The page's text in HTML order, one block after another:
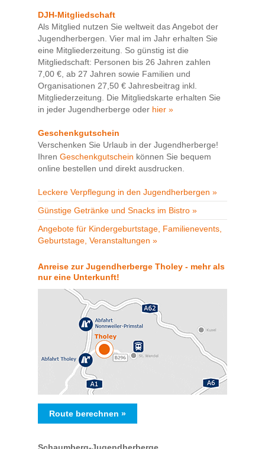
DJH-Mitgliedschaft
Als Mitglied nutzen Sie weltweit das Angebot der
Jugendherbergen. Vier mal im Jahr erhalten Sie
eine Mitgliederzeitung. So günstig ist die
Mitgliedschaft: Personen bis 26 Jahren zahlen
7,00 €, ab 27 Jahren sowie Familien und
Organisationen 27,50 € Jahresbeitrag inkl.
Mitgliederzeitung. Die Mitgliedskarte erhalten Sie
in jeder Jugendherberge oder hier »
Geschenkgutschein
Verschenken Sie Urlaub in der Jugendherberge!
Ihren Geschenkgutschein können Sie bequem
online bestellen und direkt ausdrucken.
Leckere Verpflegung in den Jugendherbergen »
Günstige Getränke und Snacks im Bistro »
Angebote für Kindergeburtstage, Familienevents,
Geburtstage, Veranstaltungen »
Anreise zur Jugendherberge Tholey - mehr als
nur eine Unterkunft!
Route berechnen »